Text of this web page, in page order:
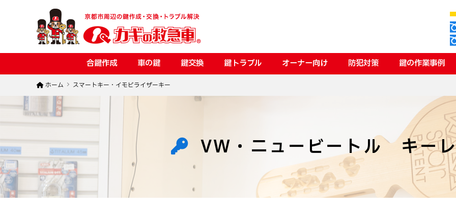
合鍵作成 車の鍵 鍵交換 鍵トラブル オーナー向け 防犯対策 鍵の作業事例
ホーム スマートキー・イモビライザーキー
VW・ニュービートル キー